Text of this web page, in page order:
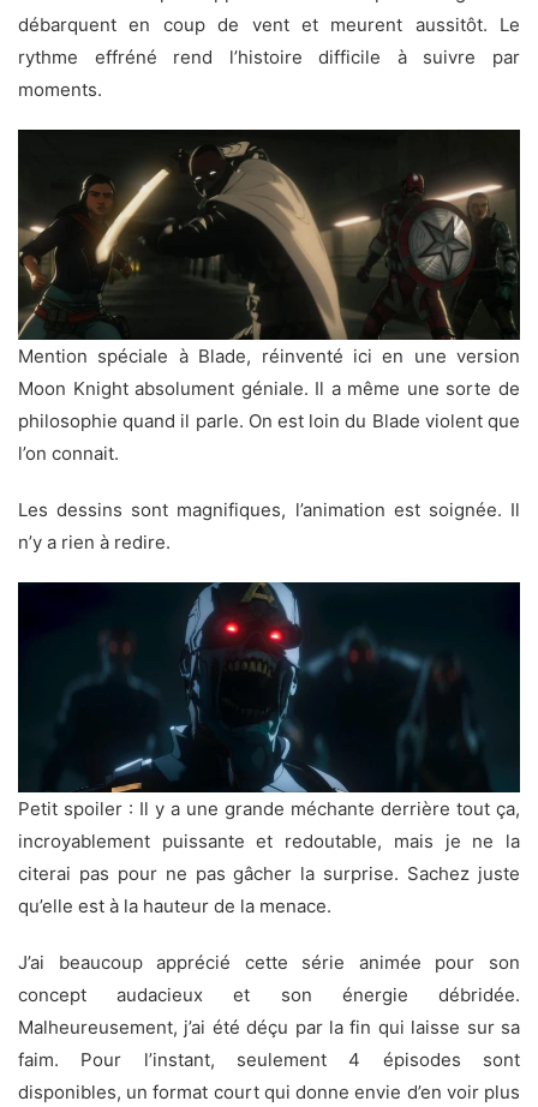
débarquent en coup de vent et meurent aussitôt. Le
rythme effréné rend l’histoire difficile à suivre par
moments.
Mention spéciale à Blade, réinventé ici en une version
Moon Knight absolument géniale. Il a même une sorte de
philosophie quand il parle. On est loin du Blade violent que
l’on connait.
Les dessins sont magnifiques, l’animation est soignée. Il
n’y a rien à redire.
Petit spoiler : Il y a une grande méchante derrière tout ça,
incroyablement puissante et redoutable, mais je ne la
citerai pas pour ne pas gâcher la surprise. Sachez juste
qu’elle est à la hauteur de la menace.
J’ai beaucoup apprécié cette série animée pour son
concept audacieux et son énergie débridée.
Malheureusement, j’ai été déçu par la fin qui laisse sur sa
faim. Pour l’instant, seulement 4 épisodes sont
disponibles, un format court qui donne envie d’en voir plus